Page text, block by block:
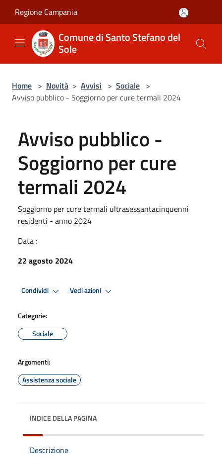
Regione Campania
Comune di Santo Stefano del
Sole
Home > Novità > Avvisi > Sociale >
Avviso pubblico - Soggiorno per cure termali 2024
Avviso pubblico -
Soggiorno per cure
termali 2024
Soggiorno per cure termali ultrasessantacinquenni
residenti - anno 2024
Data :
22 agosto 2024
Condividi Vedi azioni
Categorie:
Sociale
Argomenti:
Assistenza sociale
INDICE DELLA PAGINA
Descrizione